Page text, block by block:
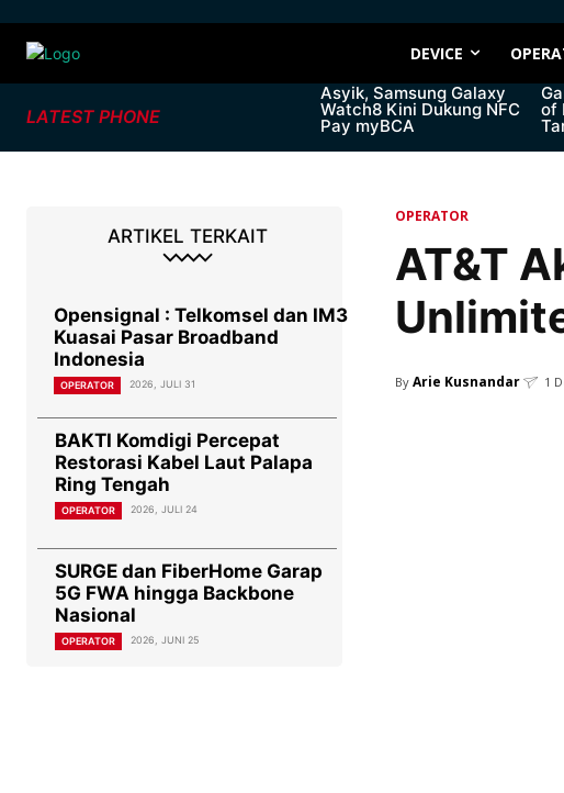
DEVICE
LATEST PHONE
Asyik, Samsung Galaxy
Watch8 Kini Dukung NFC
Pay myBCA
of
ARTIKEL TERKAIT
Opensignal : Telkomsel dan IM3
Kuasai Pasar Broadband
Indonesia
OPERATOR 2026, JULI 31
BAKTI Komdigi Percepat
Restorasi Kabel Laut Palapa
Ring Tengah
OPERATOR 2026, JULI 24
SURGE dan FiberHome Garap
5G FWA hingga Backbone
Nasional
OPERATOR 2026, JUNI 25
OPERATOR
AT&T
By Arie Kusnandar 1